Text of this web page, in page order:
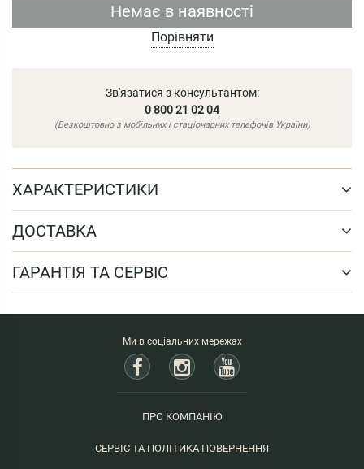
Немає в наявності
Порівняти
Зв'язатися з консультантом:
0 800 21 02 04
(Безкоштовно з мобільних і стаціонарних телефонів України)
ХАРАКТЕРИСТИКИ
ДОСТАВКА
ГАРАНТІЯ ТА СЕРВІС
Ми в соціальних мережах
ПРО КОМПАНІЮ
СЕРВІС ТА ПОЛІТИКА ПОВЕРНЕННЯ